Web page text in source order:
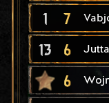
1 7
13 6
6